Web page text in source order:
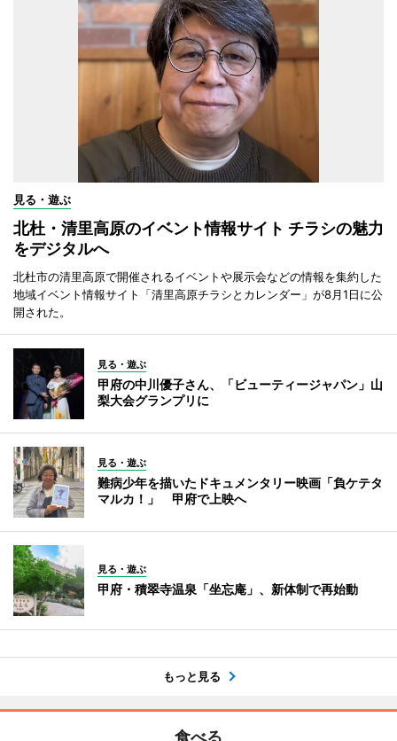
見る・遊ぶ
北杜・清里高原のイベント情報サイト チラシの魅力
をデジタルへ
北杜市の清里高原で開催されるイベントや展示会などの情報を集約した
地域イベント情報サイト「清里高原チラシとカレンダー」が8月1日に公
開された。
見る・遊ぶ
甲府の中川優子さん、「ビューティージャパン」山
梨大会グランプリに
見る・遊ぶ
難病少年を描いたドキュメンタリー映画「負ケテタ
マルカ！」 甲府で上映へ
見る・遊ぶ
甲府・積翠寺温泉「坐忘庵」、新体制で再始動
もっと見る
食べる